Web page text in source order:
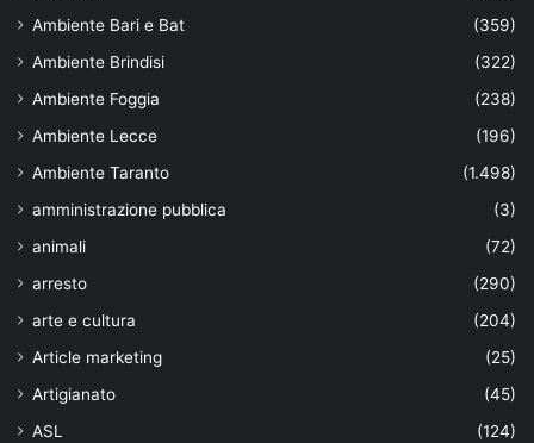
Ambiente Bari e Bat
(359)
Ambiente Brindisi
(322)
Ambiente Foggia
(238)
Ambiente Lecce
(196)
Ambiente Taranto
(1.498)
amministrazione pubblica
(3)
animali
(72)
arresto
(290)
arte e cultura
(204)
Article marketing
(25)
Artigianato
(45)
ASL
(124)